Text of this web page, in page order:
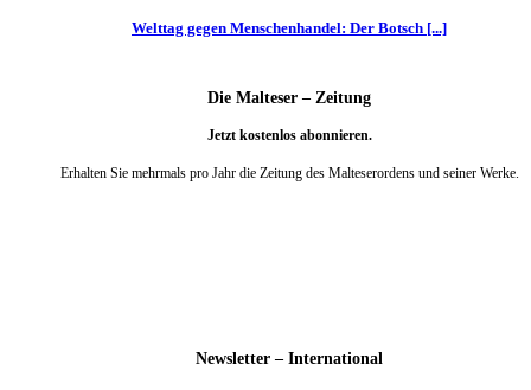
Welttag gegen Menschenhandel: Der Botsch [...]
Die Malteser – Zeitung
Jetzt kostenlos abonnieren.
Erhalten Sie mehrmals pro Jahr die Zeitung des Malteserordens und seiner Werke.
Newsletter – International